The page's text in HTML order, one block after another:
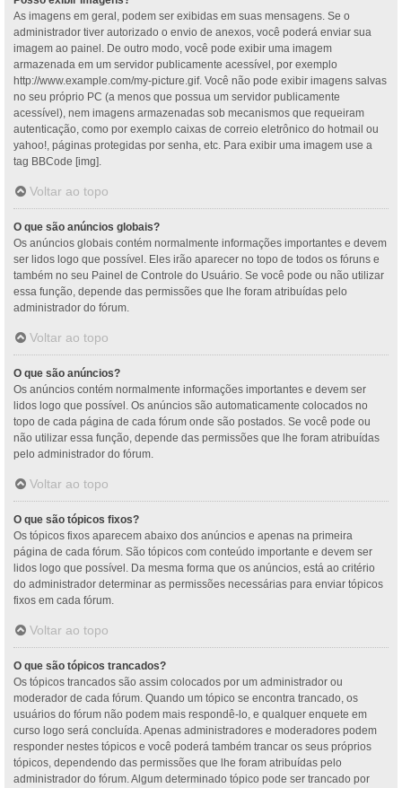
As imagens em geral, podem ser exibidas em suas mensagens. Se o
administrador tiver autorizado o envio de anexos, você poderá enviar sua
imagem ao painel. De outro modo, você pode exibir uma imagem
armazenada em um servidor publicamente acessível, por exemplo
http://www.example.com/my-picture.gif. Você não pode exibir imagens salvas
no seu próprio PC (a menos que possua um servidor publicamente
acessível), nem imagens armazenadas sob mecanismos que requeiram
autenticação, como por exemplo caixas de correio eletrônico do hotmail ou
yahoo!, páginas protegidas por senha, etc. Para exibir uma imagem use a
tag BBCode [img].
Voltar ao topo
O que são anúncios globais?
Os anúncios globais contém normalmente informações importantes e devem
ser lidos logo que possível. Eles irão aparecer no topo de todos os fóruns e
também no seu Painel de Controle do Usuário. Se você pode ou não utilizar
essa função, depende das permissões que lhe foram atribuídas pelo
administrador do fórum.
Voltar ao topo
O que são anúncios?
Os anúncios contém normalmente informações importantes e devem ser
lidos logo que possível. Os anúncios são automaticamente colocados no
topo de cada página de cada fórum onde são postados. Se você pode ou
não utilizar essa função, depende das permissões que lhe foram atribuídas
pelo administrador do fórum.
Voltar ao topo
O que são tópicos fixos?
Os tópicos fixos aparecem abaixo dos anúncios e apenas na primeira
página de cada fórum. São tópicos com conteúdo importante e devem ser
lidos logo que possível. Da mesma forma que os anúncios, está ao critério
do administrador determinar as permissões necessárias para enviar tópicos
fixos em cada fórum.
Voltar ao topo
O que são tópicos trancados?
Os tópicos trancados são assim colocados por um administrador ou
moderador de cada fórum. Quando um tópico se encontra trancado, os
usuários do fórum não podem mais respondê-lo, e qualquer enquete em
curso logo será concluída. Apenas administradores e moderadores podem
responder nestes tópicos e você poderá também trancar os seus próprios
tópicos, dependendo das permissões que lhe foram atribuídas pelo
administrador do fórum. Algum determinado tópico pode ser trancado por